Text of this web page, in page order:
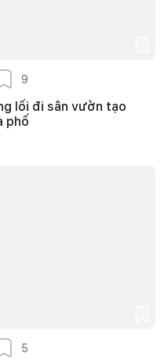
9
lối đi sân vườn tạo
phố
5